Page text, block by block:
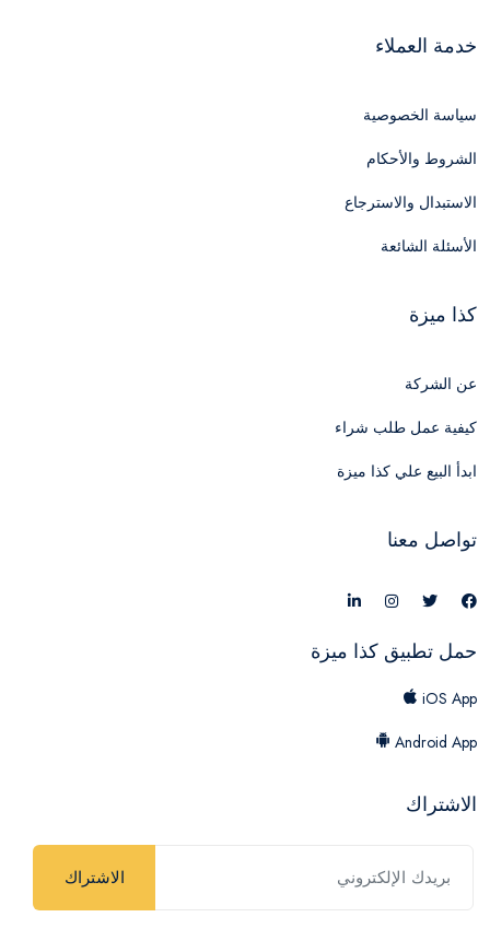
خدمة العملاء
سياسة الخصوصية
الشروط والأحكام
الاستبدال والاسترجاع
الأسئلة الشائعة
كذا ميزة
عن الشركة
كيفية عمل طلب شراء
ابدأ البيع علي كذا ميزة
تواصل معنا
حمل تطبيق كذا ميزة
iOS App
Android App
الاشتراك
الاشتراك